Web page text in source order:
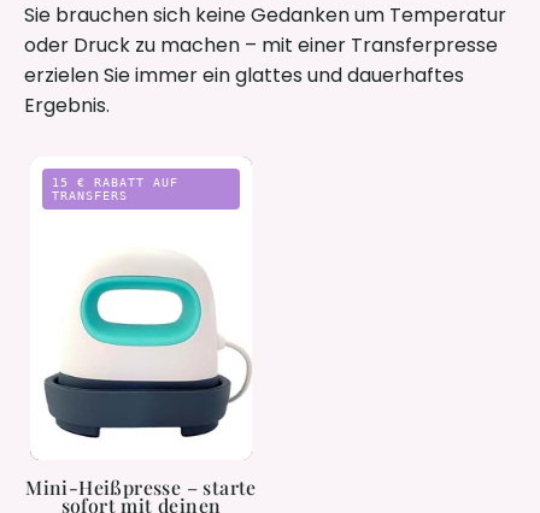
Sie brauchen sich keine Gedanken um Temperatur
oder Druck zu machen – mit einer Transferpresse
erzielen Sie immer ein glattes und dauerhaftes
Ergebnis.
Mini-
Heißpresse
starte
sofort
mit
deinen
eigenen
15 € RABATT AUF
TRANSFERS
Mini-Heißpresse – starte
sofort mit deinen